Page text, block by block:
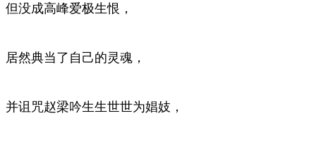
但没成高峰爱极生恨，
居然典当了自己的灵魂，
并诅咒赵梁吟生生世世为娼妓，